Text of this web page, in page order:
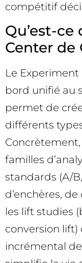
compétitif
Qu’est-
Center de
Le
bord unifié au
permet de
différents
familles
standards (A/
d’enchères,
les lift studies
conversion
incrémental